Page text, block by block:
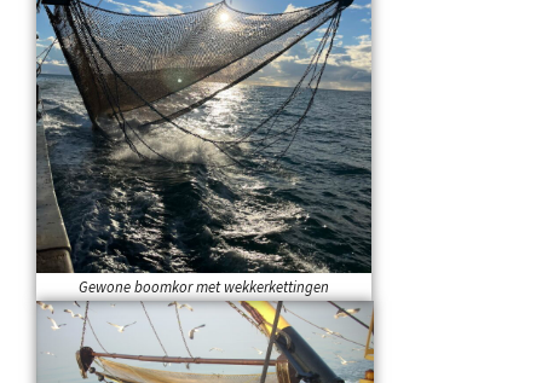
Gewone boomkor met wekkerkettingen